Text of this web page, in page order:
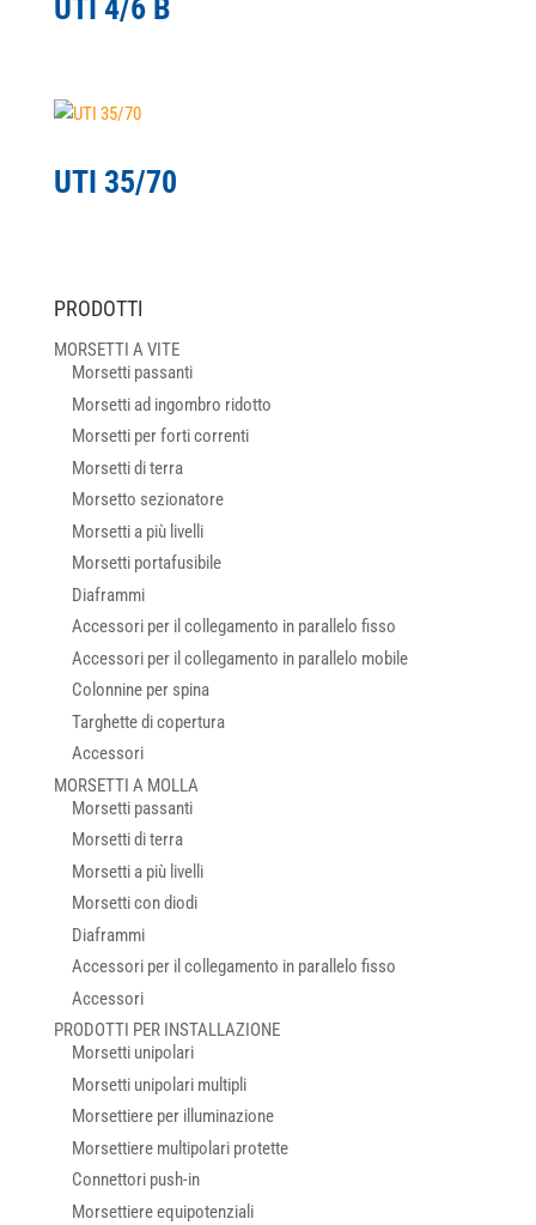
UTI 4/6 B
UTI 35/70
PRODOTTI
MORSETTI A VITE
Morsetti passanti
Morsetti ad ingombro ridotto
Morsetti per forti correnti
Morsetti di terra
Morsetto sezionatore
Morsetti a più livelli
Morsetti portafusibile
Diaframmi
Accessori per il collegamento in parallelo fisso
Accessori per il collegamento in parallelo mobile
Colonnine per spina
Targhette di copertura
Accessori
MORSETTI A MOLLA
Morsetti passanti
Morsetti di terra
Morsetti a più livelli
Morsetti con diodi
Diaframmi
Accessori per il collegamento in parallelo fisso
Accessori
PRODOTTI PER INSTALLAZIONE
Morsetti unipolari
Morsetti unipolari multipli
Morsettiere per illuminazione
Morsettiere multipolari protette
Connettori push-in
Morsettiere equipotenziali